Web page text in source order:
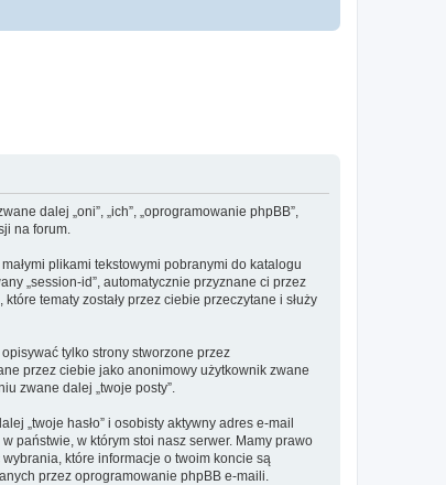
dalej „oni”, „ich”, „oprogramowanie phpBB”,
na forum.
plikami tekstowymi pobranymi do katalogu
„session-id”, automatycznie przyznane ci przez
tematy zostały przez ciebie przeczytane i służy
tylko strony stworzone przez
przez ciebie jako anonimowy użytkownik zwane
zwane dalej „twoje posty”.
„twoje hasło” i osobisty aktywny adres e-mail
państwie, w którym stoi nasz serwer. Mamy prawo
które informacje o twoim koncie są
przez oprogramowanie phpBB e-maili.